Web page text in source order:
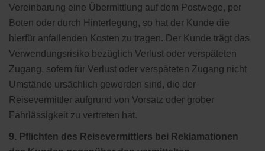
Vereinbarung eine Übermittlung auf dem Postwege, per
Boten oder durch Hinterlegung, so hat der Kunde die
hierfür anfallenden Kosten zu tragen. Der Kunde trägt das
Verwendungsrisiko bezüglich Verlust oder verspäteten
Zugang, sofern für Verlust oder verspäteten Zugang nicht
Umstände ursächlich geworden sind, die der
Reisevermittler aufgrund von Vorsatz oder grober
Fahrlässigkeit zu vertreten hat.
9. Pflichten des Reisevermittlers bei Reklamationen